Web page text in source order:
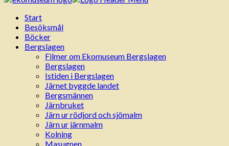
Start
Besöksmål
Böcker
Bergslagen
Filmer om Ekomuseum Bergslagen
Bergslagen
Istiden i Bergslagen
Järnet byggde landet
Bergsmännen
Järnbruket
Järn ur rödjord och sjömalm
Järn ur järnmalm
Kolning
Masugnen